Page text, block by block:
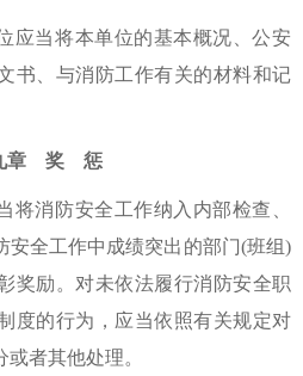
当将本单位的基本概况、公安
书、与消防工作有关的材料和记
章 奖 惩
消防安全工作纳入内部检查、
安全工作中成绩突出的部门(班组)
奖励。对未依法履行消防安全职
度的行为，应当依照有关规定对
者其他处理。